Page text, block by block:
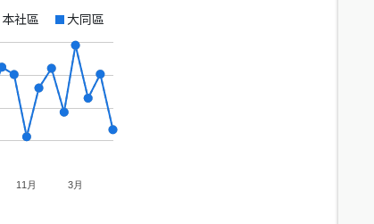
本社區 大同區
11月 3月